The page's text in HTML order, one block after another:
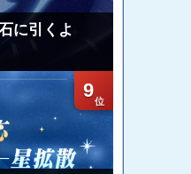
に引くよ
9